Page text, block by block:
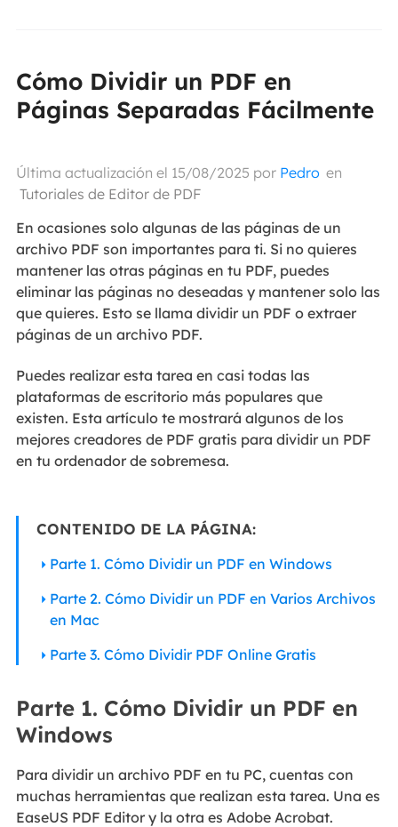
Cómo Dividir un PDF en
Páginas Separadas Fácilmente
Última actualización el 15/08/2025 por Pedro en
Tutoriales de Editor de PDF
En ocasiones solo algunas de las páginas de un
archivo PDF son importantes para ti. Si no quieres
mantener las otras páginas en tu PDF, puedes
eliminar las páginas no deseadas y mantener solo las
que quieres. Esto se llama dividir un PDF o extraer
páginas de un archivo PDF.
Puedes realizar esta tarea en casi todas las
plataformas de escritorio más populares que
existen. Esta artículo te mostrará algunos de los
mejores creadores de PDF gratis para dividir un PDF
en tu ordenador de sobremesa.
CONTENIDO DE LA PÁGINA:
Parte 1. Cómo Dividir un PDF en Windows
Parte 2. Cómo Dividir un PDF en Varios Archivos
en Mac
Parte 3. Cómo Dividir PDF Online Gratis
Parte 1. Cómo Dividir un PDF en
Windows
Para dividir un archivo PDF en tu PC, cuentas con
muchas herramientas que realizan esta tarea. Una es
EaseUS PDF Editor y la otra es Adobe Acrobat.